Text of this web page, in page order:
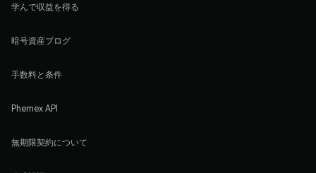
学んで収益を得る
暗号資産ブログ
手数料と条件
Phemex API
無期限契約について